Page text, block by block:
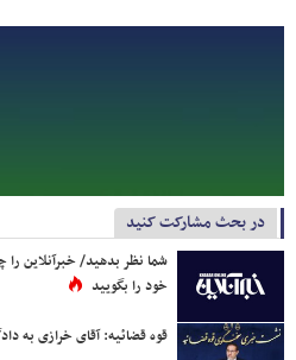
در بحث مشارکت کنید
شما نظر بدهید/ خبرآنلاین را
خود را بگویید
قوه قضائیه: آقای خرازی به